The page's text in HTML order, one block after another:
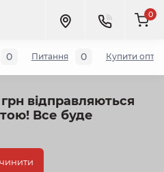
відправляються
Все буде
0
0 Питання 0 Купити